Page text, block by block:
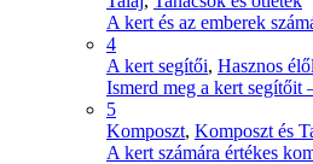
A kert és az emberek
4
A kert segítői, Hasznos
Ismerd meg a kert segítőit
5
Komposzt, Komposzt és
A kert számára értékes